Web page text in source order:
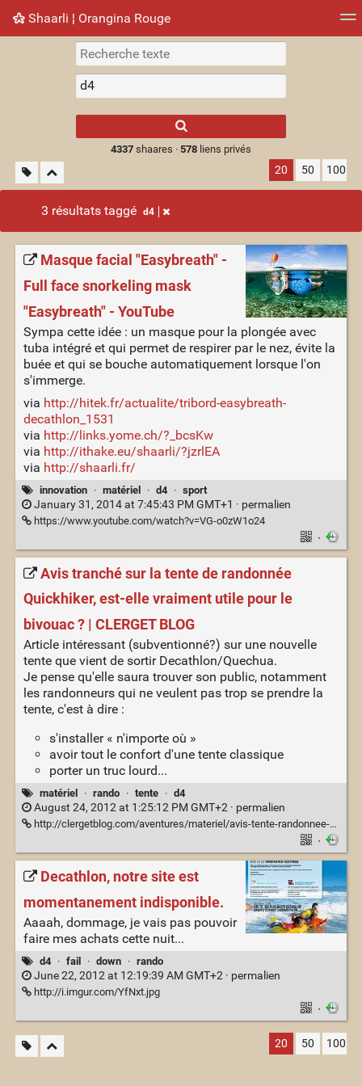
Shaarli ¦ Orangina Rouge
Nuage de tags Mur d'images
results.
4337shaares · 578liens privés
20 50 100
3 résultats taggé d4
Masque facial "Easybreath" -
Full face snorkeling mask
"Easybreath" - YouTube
Sympa cette idée : un masque pour la plongée avec
tuba intégré et qui permet de respirer par le nez, évite la
buée et qui se bouche automatiquement lorsque l'on
s'immerge.
via http://hitek.fr/actualite/tribord-easybreath-
decathlon_1531
via http://links.yome.ch/?_bcsKw
via http://ithake.eu/shaarli/?jzrlEA
via http://shaarli.fr/
innovation · matériel · d4 · sport
January 31, 2014 at 7:45:43 PM GMT+1 · permalien
https://www.youtube.com/watch?v=VG-o0zW1o24
·
Avis tranché sur la tente de randonnée
Quickhiker, est-elle vraiment utile pour le
bivouac ? | CLERGET BLOG
Article intéressant (subventionné?) sur une nouvelle
tente que vient de sortir Decathlon/Quechua.
Je pense qu'elle saura trouver son public, notamment
les randonneurs qui ne veulent pas trop se prendre la
tente, c'est à dire :
s'installer « n'importe où »
avoir tout le confort d'une tente classique
porter un truc lourd...
matériel · rando · tente · d4
August 24, 2012 at 1:25:12 PM GMT+2 · permalien
http://clergetblog.com/aventures/materiel/avis-tente-randonnee-quickhiker/
·
Decathlon, notre site est
momentanement indisponible.
Aaaah, dommage, je vais pas pouvoir
faire mes achats cette nuit...
d4 · fail · down · rando
June 22, 2012 at 12:19:39 AM GMT+2 · permalien
http://i.imgur.com/YfNxt.jpg
·
20 50 100